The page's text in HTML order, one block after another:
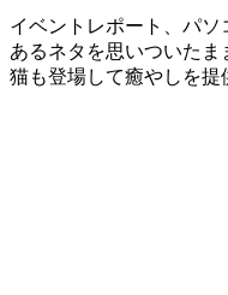
イベントレポート、パ
あるネタを思いついた
猫も登場して癒やしを提